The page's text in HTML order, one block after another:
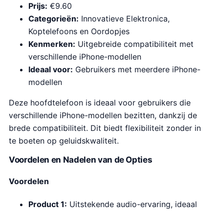
Prijs: €9.60
Categorieën: Innovatieve Elektronica,
Koptelefoons en Oordopjes
Kenmerken: Uitgebreide compatibiliteit met
verschillende iPhone-modellen
Ideaal voor: Gebruikers met meerdere iPhone-
modellen
Deze hoofdtelefoon is ideaal voor gebruikers die
verschillende iPhone-modellen bezitten, dankzij de
brede compatibiliteit. Dit biedt flexibiliteit zonder in
te boeten op geluidskwaliteit.
Voordelen en Nadelen van de Opties
Voordelen
Product 1: Uitstekende audio-ervaring, ideaal